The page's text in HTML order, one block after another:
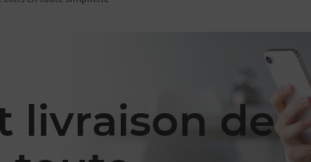
livraison de